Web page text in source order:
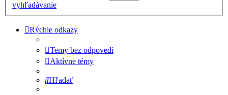
vyhľadávanie
Rýchle odkazy
Temy bez odpovedí
Aktívne témy
Hľadať